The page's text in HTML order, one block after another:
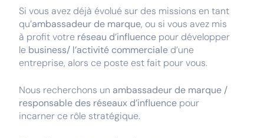
Si vous avez déjà évolué sur des missions en tant
qu’ambassadeur de marque, ou si vous avez mis
à profit votre réseau d’influence pour développer
le business/ l’activité commerciale d’une
entreprise, alors ce poste est fait pour vous.
Nous recherchons un ambassadeur de marque /
responsable des réseaux d’influence pour
incarner ce rôle stratégique.